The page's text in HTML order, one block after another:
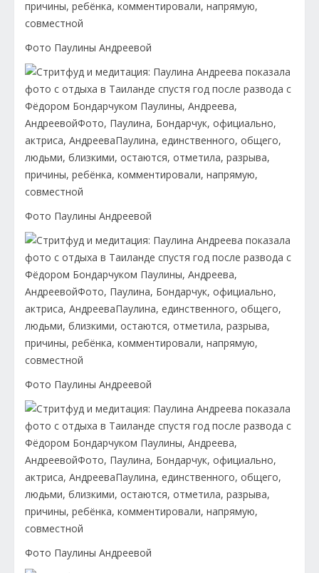
Фото Паулины Андреевой
Фото Паулины Андреевой
Фото Паулины Андреевой
Фото Паулины Андреевой